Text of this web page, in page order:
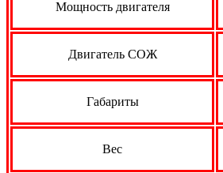
Мощность двигателя
Двигатель СОЖ
Габариты
Вес